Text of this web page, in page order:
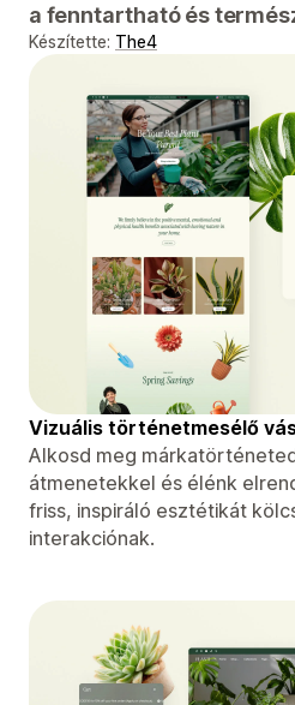
a fenntartható és
Készítette: The4
Vizuális történetmesélő
Alkosd meg
átmenetekkel és élénk
friss, inspiráló esztétikát
interakciónak.